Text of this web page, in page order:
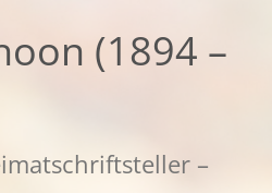
(1894 –
–